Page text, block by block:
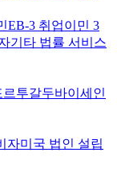
EB-3 취업이민 3
기타 법률 서비스
르투갈두바이 세인
자미국 법인 설립